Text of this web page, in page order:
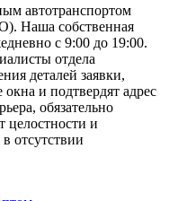
автотранспортом
Наша собственная
с 9:00 до 19:00.
отдела
деталей заявки,
и подтвердят адрес
обязательно
целостности и
отсутствии